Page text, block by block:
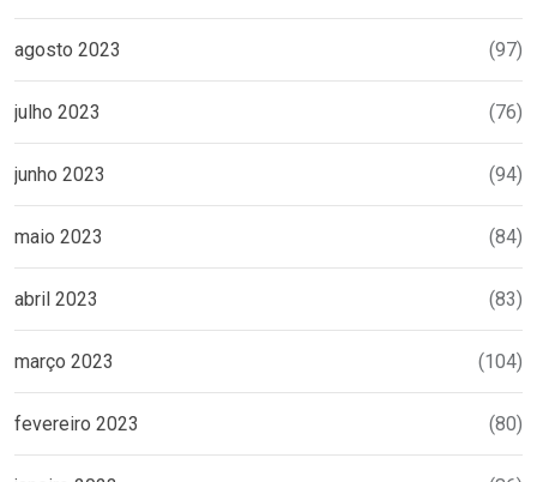
agosto 2023 (97)
julho 2023 (76)
junho 2023 (94)
maio 2023 (84)
abril 2023 (83)
março 2023 (104)
fevereiro 2023 (80)